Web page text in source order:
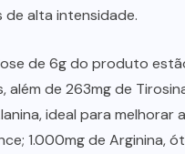
de alta intensidade.
de 6g do produto
além de 263mg de
ideal para melhorar a
1.000mg de Arginina,